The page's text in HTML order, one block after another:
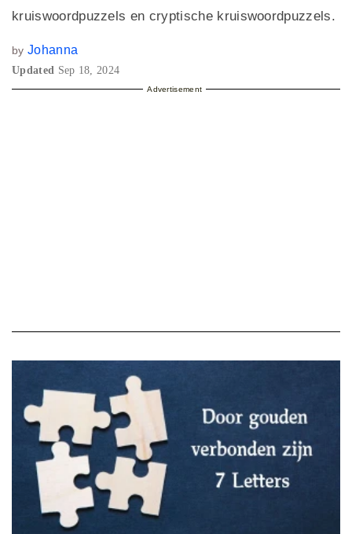
kruiswoordpuzzels en cryptische kruiswoordpuzzels.
by Johanna
Updated Sep 18, 2024
Advertisement